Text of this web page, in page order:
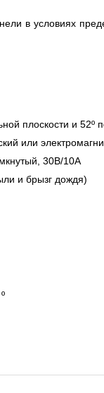
в условиях
плоскости и 52º
или
30В/10А
и брызг дождя)